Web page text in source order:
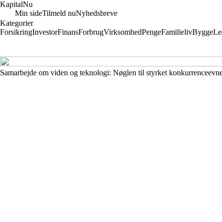
KapitalNu
Min sideTilmeld nuNyhedsbreve
Kategorier
ForsikringInvestorFinansForbrugVirksomhedPengeFamilielivBygge
Samarbejde om viden og teknologi: Nøglen til styrket